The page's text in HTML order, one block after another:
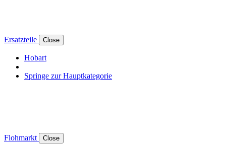
Ersatzteile Close
Hobart
Springe zur Hauptkategorie
Flohmarkt Close